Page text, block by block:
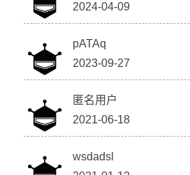
2024-04-09
pATAq
2023-09-27
匿名用户
2021-06-18
wsdadsl